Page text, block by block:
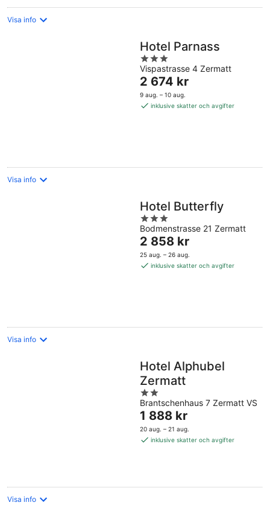
Visa info
Hotel Parnass
3
out
of
5
Vispastrasse 4 Zermatt
Priset
är
2 674 kr
2 674 kr
9 aug. – 10 aug.
inklusive skatter och avgifter
Visa info
Hotel Butterfly
3
out
of
5
Bodmenstrasse 21 Zermatt
Priset
är
2 858 kr
2 858 kr
25 aug. – 26 aug.
inklusive skatter och avgifter
Visa info
Hotel Alphubel
Zermatt
2
out
of
5
Brantschenhaus 7 Zermatt VS
Priset
är
1 888 kr
1 888 kr
20 aug. – 21 aug.
inklusive skatter och avgifter
Visa info